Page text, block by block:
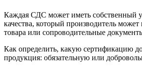
Каждая СДС может иметь собственный
качества, который производитель может
товара или сопроводительные
Как определить, какую сертификацию
продукция: обязательную или